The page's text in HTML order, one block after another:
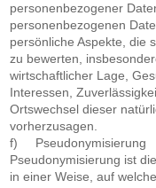
personenbezogener
personenbezogenen
persönliche Aspekte, die
zu bewerten,
wirtschaftlicher Lage,
Interessen,
Ortswechsel dieser
vorherzusagen.
f) Pseudonymisierung
Pseudonymisierung ist
in einer Weise, auf